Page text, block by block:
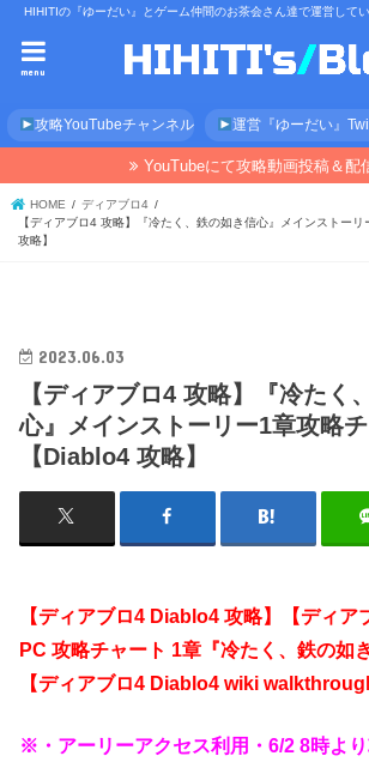
HIHITIの『ゆーだい』とゲーム仲間のお茶会さん達で運営して
menu
攻略YouTubeチャンネル 運営『ゆーだい』
YouTubeにて攻略動画投稿＆配
HOME
ディアブロ4
【ディアブロ4 攻略】『冷たく、鉄の如き信心』メインストー
攻略】
2023.06.03
【ディアブロ4 攻略】『冷たく
心』メインストーリー1章攻略
【Diablo4 攻略】
【ディアブロ4 Diablo4 攻略】【ディア
PC 攻略チャート 1章『冷たく、鉄の如
【ディアブロ4 Diablo4 wiki
※・アーリーアクセス利用・6/2 8時よ